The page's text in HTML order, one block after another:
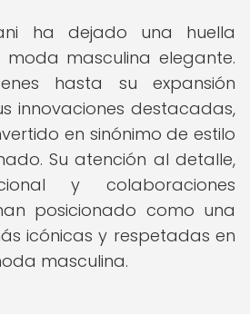
ha dejado una huella
masculina elegante.
hasta su expansión
innovaciones destacadas,
en sinónimo de estilo
Su atención al detalle,
y colaboraciones
posicionado como una
icónicas y respetadas en
masculina.